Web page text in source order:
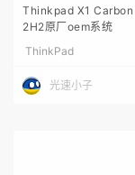
Thinkpad X1 Carbon
2H2原厂oem系统
ThinkPad
光速小子